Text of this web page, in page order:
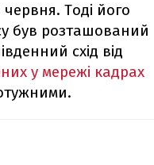
червня. Тоді його
був розташований
схід від
у мережі кадрах